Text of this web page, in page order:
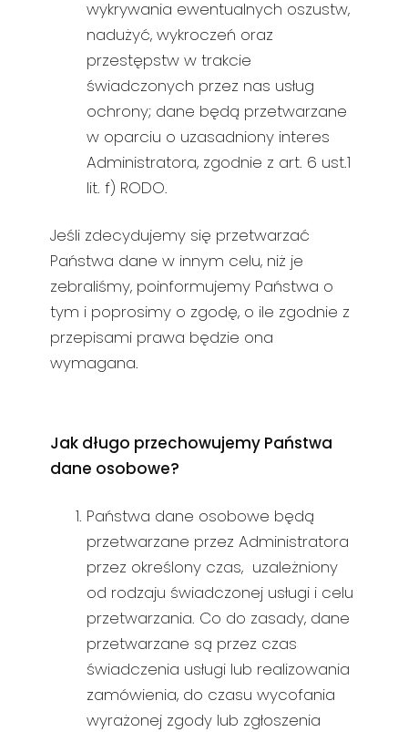
wykrywania ewentualnych oszustw,
nadużyć, wykroczeń oraz
przestępstw w trakcie
świadczonych przez nas usług
ochrony; dane będą przetwarzane
w oparciu o uzasadniony interes
Administratora, zgodnie z art. 6 ust.1
lit. f) RODO.
Jeśli zdecydujemy się przetwarzać
Państwa dane w innym celu, niż je
zebraliśmy, poinformujemy Państwa o
tym i poprosimy o zgodę, o ile zgodnie z
przepisami prawa będzie ona
wymagana.
Jak długo przechowujemy Państwa
dane osobowe?
Państwa dane osobowe będą
przetwarzane przez Administratora
przez określony czas, uzależniony
od rodzaju świadczonej usługi i celu
przetwarzania. Co do zasady, dane
przetwarzane są przez czas
świadczenia usługi lub realizowania
zamówienia, do czasu wycofania
wyrażonej zgody lub zgłoszenia